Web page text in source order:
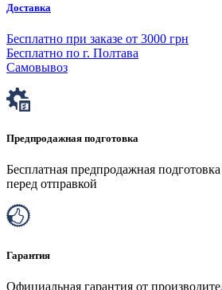
Доставка
Бесплатно при заказе от 3000 грн
Бесплатно по г. Полтава
Самовывоз
Предпродажная подготовка
Бесплатная предпродажная
перед отправкой
Гарантия
Официальная гарантия от